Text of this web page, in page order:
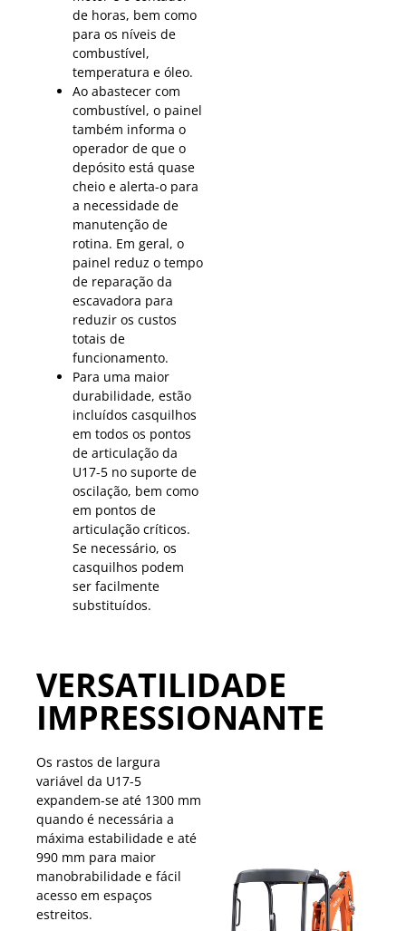
de horas, bem como
para os níveis de
combustível,
temperatura e óleo.
Ao abastecer com
combustível, o painel
também informa o
operador de que o
depósito está quase
cheio e alerta-o para
a necessidade de
manutenção de
rotina. Em geral, o
painel reduz o tempo
de reparação da
escavadora para
reduzir os custos
totais de
funcionamento.
Para uma maior
durabilidade, estão
incluídos casquilhos
em todos os pontos
de articulação da
U17-5 no suporte de
oscilação, bem como
em pontos de
articulação críticos.
Se necessário, os
casquilhos podem
ser facilmente
substituídos.
VERSATILIDADE
IMPRESSIONANTE
Os rastos de largura
variável da U17-5
expandem-se até 1300 mm
quando é necessária a
máxima estabilidade e até
990 mm para maior
manobrabilidade e fácil
acesso em espaços
estreitos.